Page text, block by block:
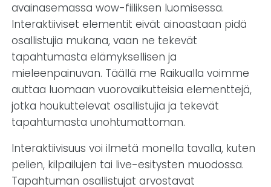
avainasemassa wow-fiiliksen luomisessa.
Interaktiiviset elementit eivät ainoastaan pidä
osallistujia mukana, vaan ne tekevät
tapahtumasta elämyksellisen ja
mieleenpainuvan. Täällä me Raikualla voimme
auttaa luomaan vuorovaikutteisia elementtejä,
jotka houkuttelevat osallistujia ja tekevät
tapahtumasta unohtumattoman.
Interaktiivisuus voi ilmetä monella tavalla, kuten
pelien, kilpailujen tai live-esitysten muodossa.
Tapahtuman osallistujat arvostavat